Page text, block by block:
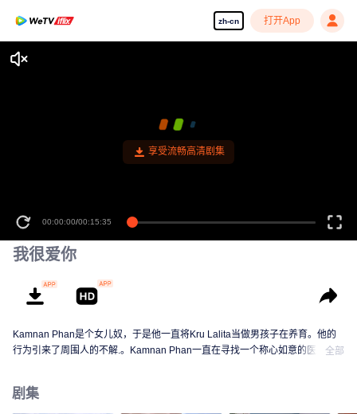
zh-cn 打开App
享受流畅高清剧集
00:00:00/00:15:35
我很爱你
Kamnan Phan是个女儿奴，于是他一直将Kru Lalita当做男孩子在养育。他的
行为引来了周围人的不解.。Kamnan Phan一直在寻找一个称心如意的医生女
了，而此时她身边已有帅气多金的老公Tide。Tide决定要解决任何来纠缠自己
全部
剧集